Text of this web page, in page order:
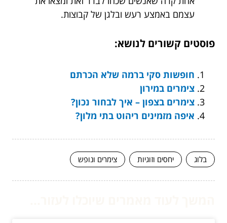
עצמם באמצע רעש ובלגן של קבוצות.
פוסטים קשורים לנושא:
חופשות סקי ברמה שלא הכרתם
צימרים במירון
צימרים בצפון – איך לבחור נכון?
איפה מזמינים ריהוט בתי מלון?
בלוג יחסים וזוגיות צימרים ונופש